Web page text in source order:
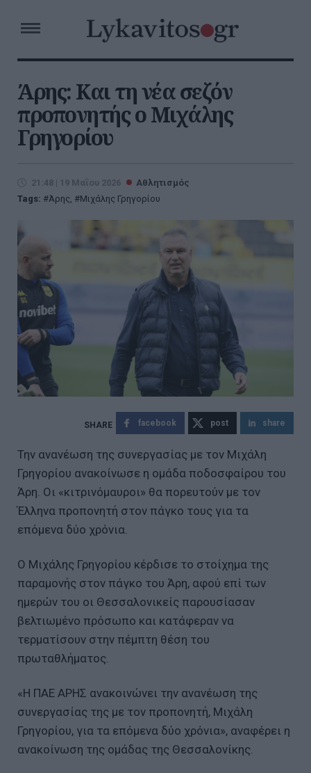
Άρης: Και τη νέα σεζόν
προπονητής ο Μιχάλης
Γρηγορίου
21:48 | 19 Μαΐου 2026
Αθλητισμός
Tags:
Άρης, Μιχάλης Γρηγορίου
facebook post share
Την ανανέωση της συνεργασίας με τον Μιχάλη
Γρηγορίου ανακοίνωσε η ομάδα ποδοσφαίρου του
Άρη. Οι «κιτρινόμαυροι» θα πορευτούν με τον
Έλληνα προπονητή στον πάγκο τους για τα
επόμενα δύο χρόνια.
Ο Μιχάλης Γρηγορίου κέρδισε το στοίχημα της
παραμονής στον πάγκο του Άρη, αφού επί των
ημερών του οι Θεσσαλονικείς παρουσίασαν
βελτιωμένο πρόσωπο και κατάφεραν να
τερματίσουν στην πέμπτη θέση του
πρωταθλήματος.
«Η ΠΑΕ ΑΡΗΣ ανακοινώνει την ανανέωση της
συνεργασίας της με τον προπονητή, Μιχάλη
Γρηγορίου, για τα επόμενα δύο χρόνια», αναφέρει η
ανακοίνωση της ομάδας της Θεσσαλονίκης.